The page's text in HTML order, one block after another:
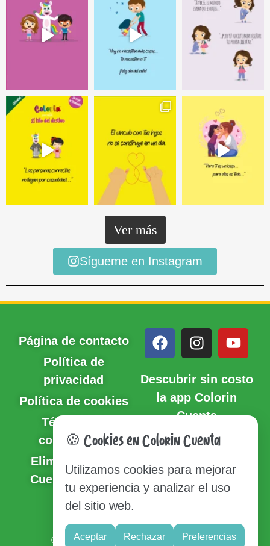
Ver más
Sígueme en Instagram
Página de contacto
Política de
privacidad
Política de cookies
Términos y
condiciones
Eliminación de
Cuenta y Datos
Descubrir sin costo
la app Colorin
Cuenta
© Copyright 2020-2026 Colorin Cuenta
🍪 Cookies en Colorin Cuenta
Utilizamos cookies para mejorar
tu experiencia y analizar el uso
del sitio web.
Aceptar Rechazar Preferencias